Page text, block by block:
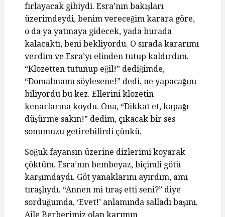
fırlayacak gibiydi. Esra’nın bakışları
üzerimdeydi, benim vereceğim karara göre,
o da ya yatmaya gidecek, yada burada
kalacaktı, beni bekliyordu. O sırada kararımı
verdim ve Esra’yı elinden tutup kaldırdım.
“Klozetten tutunup eğil!” dediğimde,
“Domalmamı söylesene!” dedi, ne yapacağını
biliyordu bu kez. Ellerini klozetin
kenarlarına koydu. Ona, “Dikkat et, kapağı
düşürme sakın!” dedim, çıkacak bir ses
sonumuzu getirebilirdi çünkü.
Soğuk fayansın üzerine dizlerimi koyarak
çöktüm. Esra’nın bembeyaz, biçimli götü
karşımdaydı. Göt yanaklarını ayırdım, amı
tıraşlıydı. “Annen mi tıraş etti seni?” diye
sorduğumda, ‘Evet!’ anlamında salladı başını.
Aile Berberimiz olan karımın